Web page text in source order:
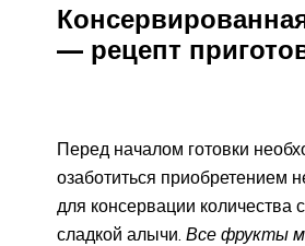
— рецепт
Перед началом готовки
озаботиться приобретением
для консервации количества
сладкой алычи. Все фрукты